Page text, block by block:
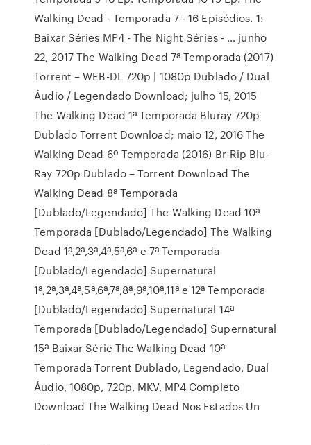
Walking Dead - Temporada 7 - 16 Episódios. 1:
Baixar Séries MP4 - The Night Séries - … junho
22, 2017 The Walking Dead 7ª Temporada (2017)
Torrent – WEB-DL 720p | 1080p Dublado / Dual
Áudio / Legendado Download; julho 15, 2015
The Walking Dead 1ª Temporada Bluray 720p
Dublado Torrent Download; maio 12, 2016 The
Walking Dead 6º Temporada (2016) Br-Rip Blu-
Ray 720p Dublado – Torrent Download The
Walking Dead 8ª Temporada
[Dublado/Legendado] The Walking Dead 10ª
Temporada [Dublado/Legendado] The Walking
Dead 1ª,2ª,3ª,4ª,5ª,6ª e 7ª Temporada
[Dublado/Legendado] Supernatural
1ª,2ª,3ª,4ª,5ª,6ª,7ª,8ª,9ª,10ª,11ª e 12ª Temporada
[Dublado/Legendado] Supernatural 14ª
Temporada [Dublado/Legendado] Supernatural
15ª Baixar Série The Walking Dead 10ª
Temporada Torrent Dublado, Legendado, Dual
Áudio, 1080p, 720p, MKV, MP4 Completo
Download The Walking Dead Nos Estados Un